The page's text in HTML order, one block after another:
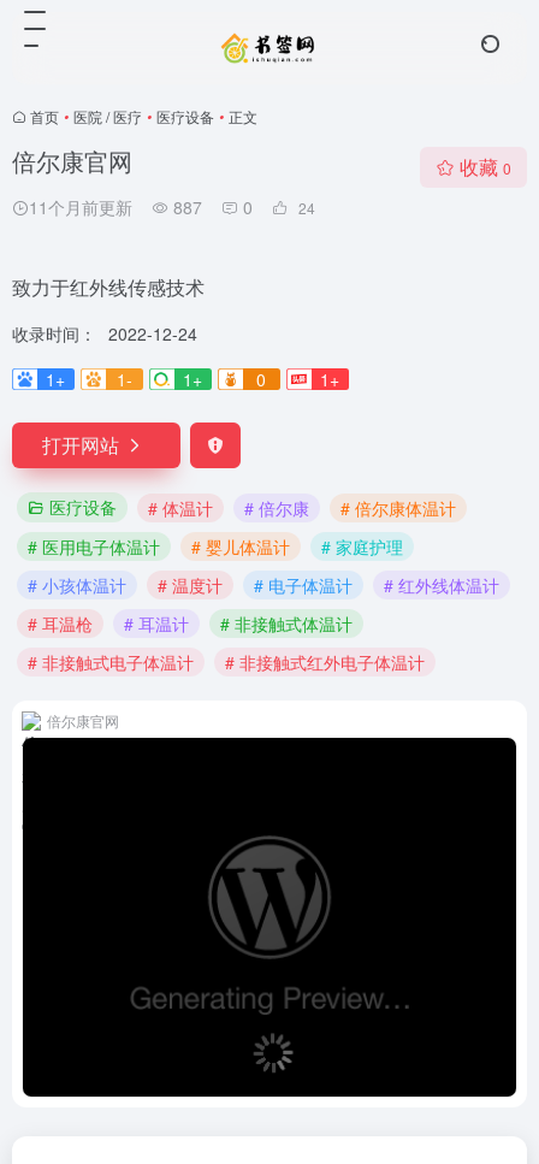
首页 • 医院 / 医疗 • 医疗设备 • 正文
倍尔康官网
11个月前更新 887 0 24
收藏 0
致力于红外线传感技术
收录时间：
2022-12-24
1+
1- 1+ 0 1+
打开网站
医疗设备 # 体温计 # 倍尔康
# 倍尔康体温计
# 医用电子体温计
# 婴儿体温计
# 家庭护理
# 小孩体温计
# 温度计 # 电子体温计
# 红外线体温计
# 耳温枪
# 耳温计
# 非接触式体温计
# 非接触式电子体温计
# 非接触式红外电子体温计
倍尔康官网